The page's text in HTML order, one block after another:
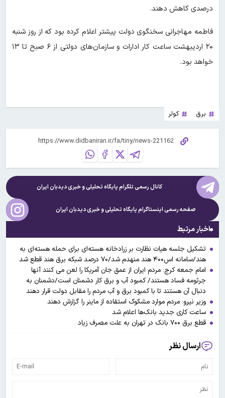
درصدی کاهش دهند.
فاطمه مهاجرانی سخنگوی دولت پیشتر اعلام کرده بود که از روز شنبه
۲۰ اردیبهشت ساعت کار ادارات و سازمان‌های دولتی از ۶ صبح تا ۱۳
خواهد بود.
برق کولر
کانال رسمی تلگرام پایگاه تحلیلی و خبریدیدبان ایران
صفحه رسمی اینستاگرام پایگاه تحلیلی و خبریدیدبان ایران
اخبار مرتبط
تشکیل جلسه هیات نظارت بر زرادخانه هسته‌ای برای حمله هسته‌ای به
هند/سامانه اس‌۴۰۰ هند منهدم شد/۷۰ درصد شبکه برق هند قطع شد
امام جمعه کرج: مردم ایران از عمق جان آمریکا را لعن می کنند آنها
جرثومه فساد هستند/ کمبود آب و برق کار دشمنان است/دشمنان به
دنبال آن هستند تا با کمبود برق و آب مردم را مقابل دولت قرار دهند
وزیر نیرو: مردم موارد مشکوک استفاده از ماینر را گزارش دهند
ساعت کاری جدید بانک‌ها اعلام شد
قطع برق ۷۰۰ بانک در تهران به علت مصرف زیاد
ارسال نظر